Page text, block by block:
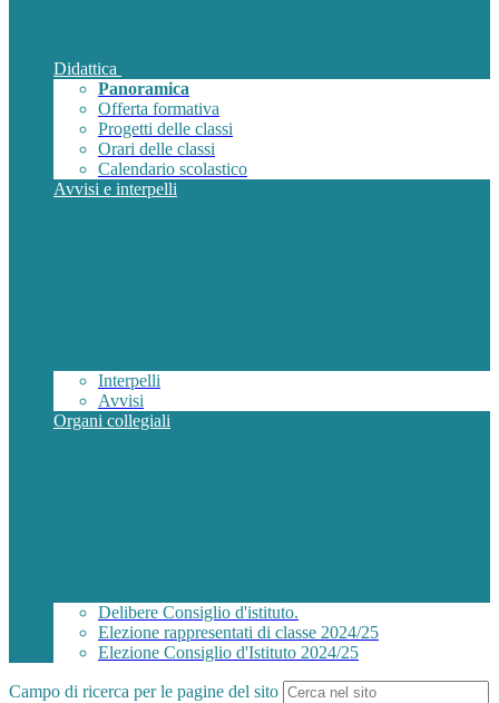
Didattica
Panoramica
Offerta formativa
Progetti delle classi
Orari delle classi
Calendario scolastico
Avvisi e interpelli
Interpelli
Avvisi
Organi collegiali
Delibere Consiglio d'istituto.
Elezione rappresentati di classe 2024/25
Elezione Consiglio d'Istituto 2024/25
Campo di ricerca per le pagine del sito